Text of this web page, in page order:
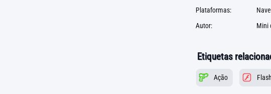
Plataformas:
Autor:
Mini
Etiquetas
Ação Flash